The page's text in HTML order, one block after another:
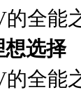
想选择